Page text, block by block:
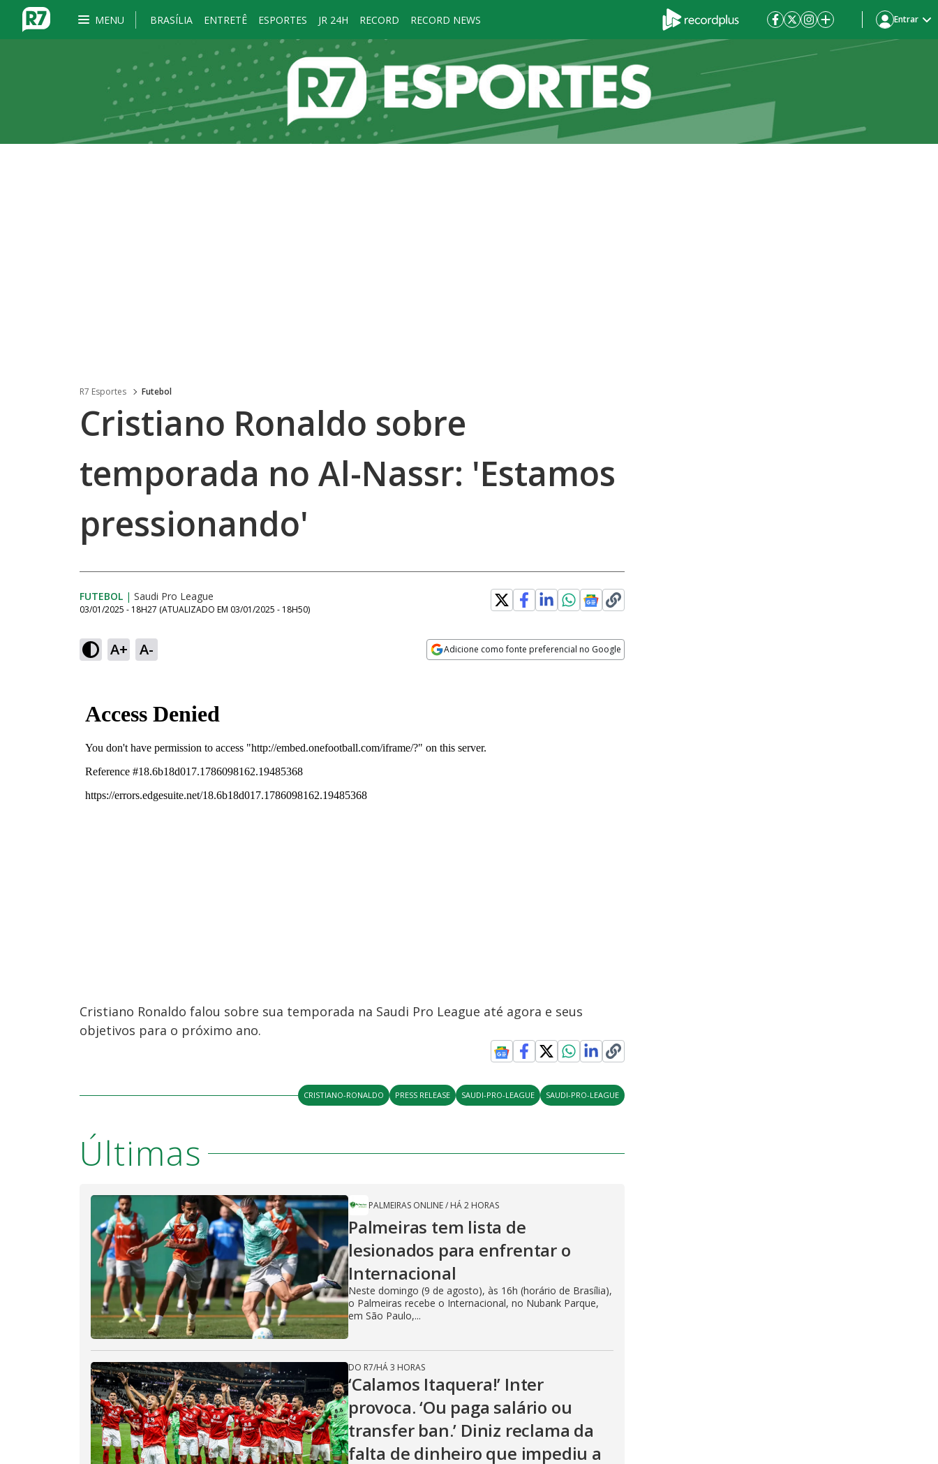
MENU BRASÍLIA ENTRETÊ ESPORTES JR 24H RECORD RECORD NEWS Entrar
R7 Esportes Futebol
Cristiano Ronaldo sobre
temporada no Al-Nassr: 'Estamos
pressionando'
FUTEBOL | Saudi Pro League
03/01/2025 - 18H27 (ATUALIZADO EM 03/01/2025 - 18H50)
A+ A- Adicione como fonte preferencial no Google
Cristiano Ronaldo falou sobre sua temporada na Saudi Pro League até agora e seus
objetivos para o próximo ano.
CRISTIANO-RONALDO PRESS RELEASE SAUDI-PRO-LEAGUE SAUDI-PRO-LEAGUE
Últimas
PALMEIRAS ONLINE/ HÁ 2 HORAS
Palmeiras tem lista de
lesionados para enfrentar o
Internacional
Neste domingo (9 de agosto), às 16h (horário de Brasília),
o Palmeiras recebe o Internacional, no Nubank Parque,
em São Paulo,...
DO R7/HÁ 3 HORAS
‘Calamos Itaquera!’ Inter
provoca. ‘Ou paga salário ou
transfer ban.’ Diniz reclama da
falta de dinheiro que impediu a